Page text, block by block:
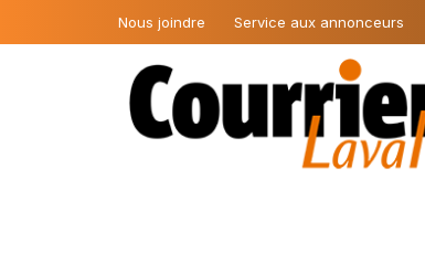
Nous joindre Service aux annonceurs